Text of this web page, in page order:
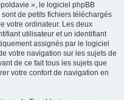
», le logiciel phpBB
de petits fichiers téléchargés
votre ordinateur. Les deux
utilisateur et un identifiant
assignés par le logiciel
votre navigation sur les sujets de
de ce fait tous les sujets que
votre confort de navigation en